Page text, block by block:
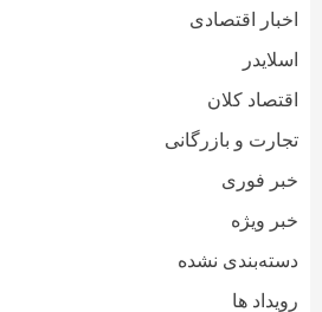
اخبار اقتصادی
اسلایدر
اقتصاد کلان
تجارت و بازرگانی
خبر فوری
خبر ویژه
دسته‌بندی نشده
رویداد ها